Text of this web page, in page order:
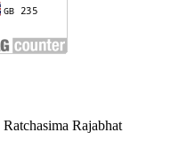
Rajabhat